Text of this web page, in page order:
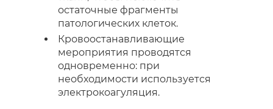
остаточные фрагменты
патологических клеток.
Кровоостанавливающие
мероприятия проводятся
одновременно: при
необходимости используется
электрокоагуляция.